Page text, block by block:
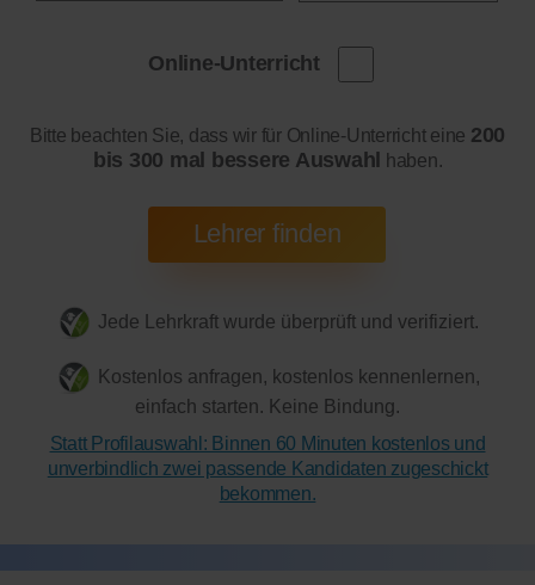
Online-Unterricht
Bitte beachten Sie, dass wir für Online-Unterricht eine 200
bis 300 mal bessere Auswahl haben.
Jede Lehrkraft wurde überprüft und verifiziert.
Kostenlos anfragen, kostenlos kennenlernen,
einfach starten. Keine Bindung.
Statt Profilauswahl: Binnen 60 Minuten kostenlos und
unverbindlich zwei passende Kandidaten zugeschickt
bekommen.